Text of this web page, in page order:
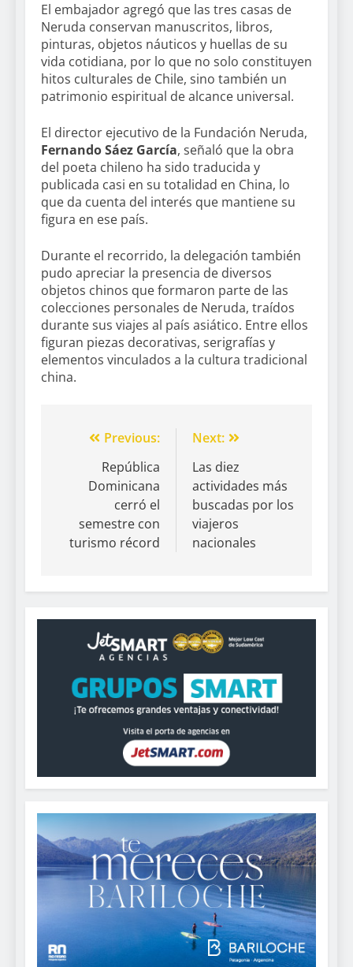
El embajador agregó que las tres casas de
Neruda conservan manuscritos, libros,
pinturas, objetos náuticos y huellas de su
vida cotidiana, por lo que no solo constituyen
hitos culturales de Chile, sino también un
patrimonio espiritual de alcance universal.
El director ejecutivo de la Fundación Neruda,
Fernando Sáez García, señaló que la obra
del poeta chileno ha sido traducida y
publicada casi en su totalidad en China, lo
que da cuenta del interés que mantiene su
figura en ese país.
Durante el recorrido, la delegación también
pudo apreciar la presencia de diversos
objetos chinos que formaron parte de las
colecciones personales de Neruda, traídos
durante sus viajes al país asiático. Entre ellos
figuran piezas decorativas, serigrafías y
elementos vinculados a la cultura tradicional
china.
Previous:
República
Dominicana
cerró el
semestre con
turismo récord
Next:
Las diez
actividades más
buscadas por los
viajeros
nacionales